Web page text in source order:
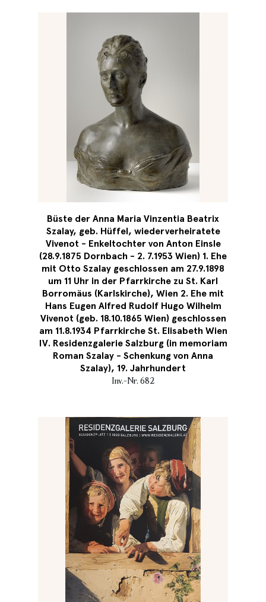
Büste der Anna Maria Vinzentia Beatrix
Szalay, geb. Hüffel, wiederverheiratete
Vivenot - Enkeltochter von Anton Einsle
(28.9.1875 Dornbach - 2. 7.1953 Wien) 1. Ehe
mit Otto Szalay geschlossen am 27.9.1898
um 11 Uhr in der Pfarrkirche zu St. Karl
Borromäus (Karlskirche), Wien 2. Ehe mit
Hans Eugen Alfred Rudolf Hugo Wilhelm
Vivenot (geb. 18.10.1865 Wien) geschlossen
am 11.8.1934 Pfarrkirche St. Elisabeth Wien
IV. Residenzgalerie Salzburg (in memoriam
Roman Szalay - Schenkung von Anna
Szalay), 19. Jahrhundert
Inv.-Nr. 682